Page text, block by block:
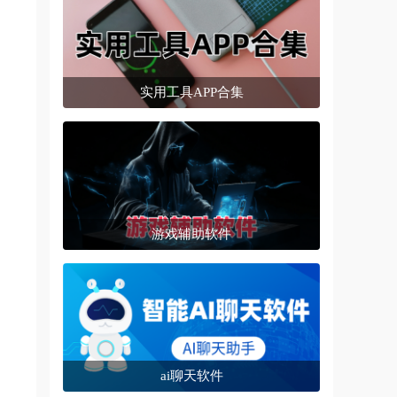
实用工具APP合集
游戏辅助软件
ai聊天软件